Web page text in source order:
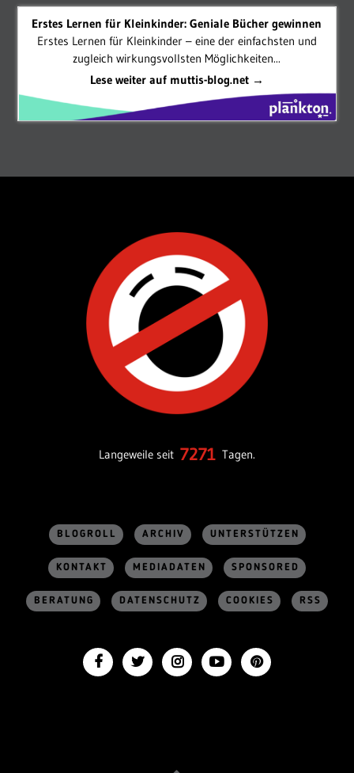
Erstes Lernen für Kleinkinder: Geniale Bücher gewinnen
Erstes Lernen für Kleinkinder – eine der einfachsten und
zugleich wirkungsvollsten Möglichkeiten...
Lese weiter auf muttis-blog.net →
Langeweile seit 7271 Tagen.
BLOGROLL ARCHIV UNTERSTÜTZEN
KONTAKT MEDIADATEN SPONSORED
BERATUNG DATENSCHUTZ COOKIES RSS